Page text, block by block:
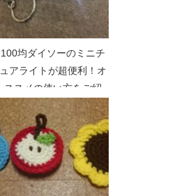
100均ダイソーのミニチ
ュアライトが超便利！オ
ススメの使い方をご紹
介。